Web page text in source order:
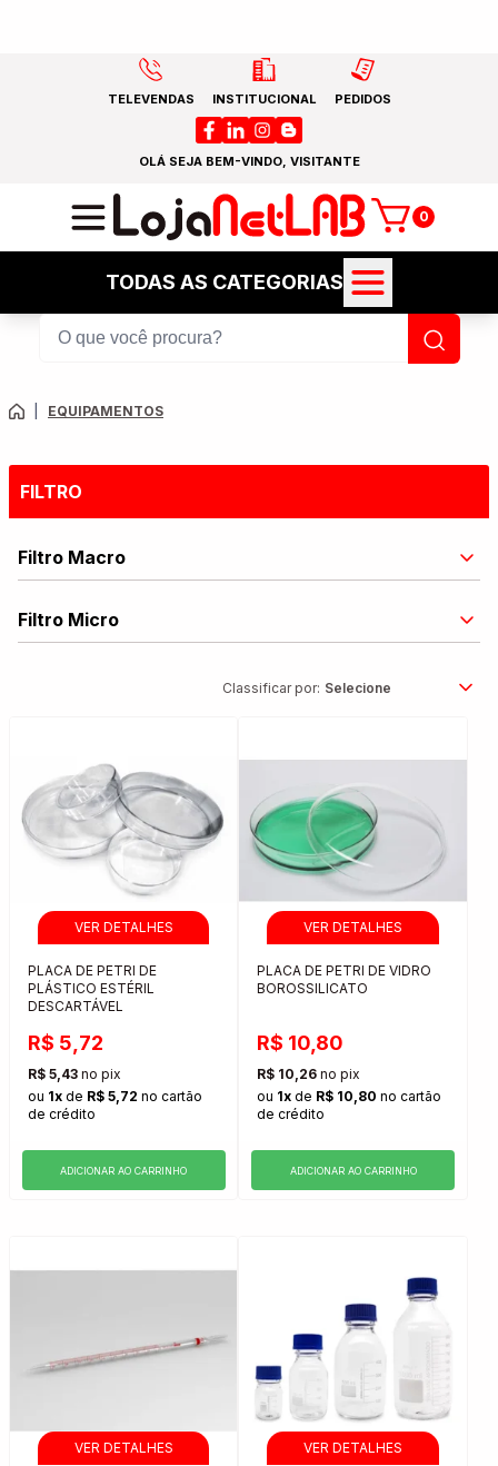
TELEVENDAS INSTITUCIONAL PEDIDOS
OLÁ SEJA BEM-VINDO, VISITANTE
0
TODAS AS CATEGORIAS
EQUIPAMENTOS
FILTRO
Filtro Macro
Filtro Micro
Classificar por:
PLACA DE PETRI DE
PLÁSTICO ESTÉRIL
DESCARTÁVEL
R$ 5,72
R$ 5,43 no pix
ou 1x de R$ 5,72 no cartão
de crédito
ADICIONAR AO CARRINHO
PLACA DE PETRI DE VIDRO
BOROSSILICATO
R$ 10,80
R$ 10,26 no pix
ou 1x de R$ 10,80 no cartão
de crédito
ADICIONAR AO CARRINHO